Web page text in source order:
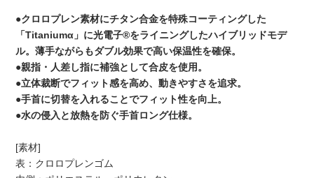
●クロロプレン素材にチタン合金を特殊コーティングした
「Titaniumα」に光電子®をライニングしたハイブリッドモデ
ル。薄手ながらもダブル効果で高い保温性を確保。
●親指・人差し指に補強として合皮を使用。
●立体裁断でフィット感を高め、動きやすさを追求。
●手首に切替を入れることでフィット性を向上。
●水の侵入と放熱を防ぐ手首ロング仕様。
[素材]
表：クロロプレンゴム